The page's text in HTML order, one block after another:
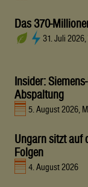
Das 370-
31. Juli 2026,
Insider:
Abspaltung
5. August 2026,
Ungarn sitzt auf
Folgen
4. August 2026